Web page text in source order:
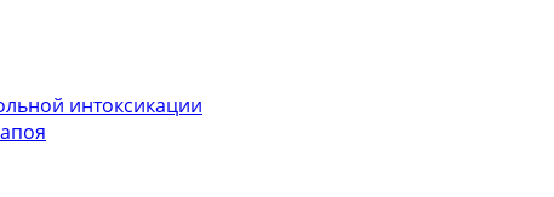
интоксикации